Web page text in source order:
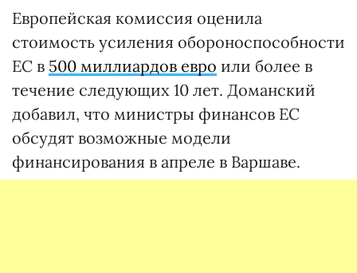
Европейская комиссия оценила
стоимость усиления обороноспособности
ЕС в 500 миллиардов евро или более в
течение следующих 10 лет. Доманский
добавил, что министры финансов ЕС
обсудят возможные модели
финансирования в апреле в Варшаве.